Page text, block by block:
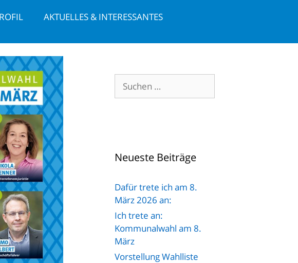
AKTUELLES & INTERESSANTES
Neueste Beiträge
Dafür trete ich am 8.
März 2026 an:
Ich trete an:
Kommunalwahl am 8.
März
Vorstellung Wahlliste